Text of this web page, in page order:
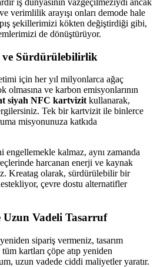
verimlilik arayışı onları demode hale
şekillerimizi kökten değiştirdiği gibi,
de dönüştürüyor.
ve Sürdürülebilirlik
için her yıl milyonlarca ağaç
olmasına ve karbon emisyonlarının
siyah NFC kartvizit kullanarak,
Tek bir kartvizit ile binlerce
misyonunuza katkıda
engellemekle kalmaz, aynı zamanda
harcanan enerji ve kaynak
Kreatag olarak, sürdürülebilir bir
çevre dostu alternatifler
Vadeli Tasarruf
sipariş vermeniz, tasarım
kartları çöpe atıp yeniden
uzun vadede ciddi maliyetler yaratır.